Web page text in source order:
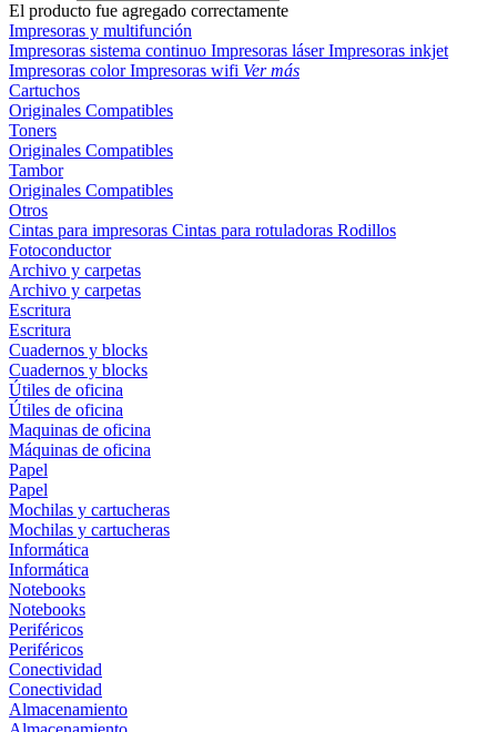
El producto fue agregado correctamente
Impresoras y multifunción
Impresoras sistema continuo Impresoras láserImpresoras inkjet
Impresoras colorImpresoras wifi Ver más
Cartuchos
Originales Compatibles
Toners
Originales Compatibles
Tambor
Originales Compatibles
Otros
Cintas para impresoras Cintas para rotuladoras Rodillos
Fotoconductor
Archivo y carpetas
Archivo y carpetas
Escritura
Escritura
Cuadernos y blocks
Cuadernos y blocks
Útiles de oficina
Útiles de oficina
Maquinas de oficina
Máquinas de oficina
Papel
Papel
Mochilas y cartucheras
Mochilas y cartucheras
Informática
Informática
Notebooks
Notebooks
Periféricos
Periféricos
Conectividad
Conectividad
Almacenamiento